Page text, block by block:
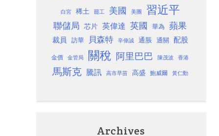
白宮 稀土 罷工 美國 美團 習近平
聯儲局 芯片 英偉達 英國 華為 蘋果
裁員 訪華 貝森特 辛偉誠 通脹 通關 配股
金價 金管局 關稅 阿里巴巴 陳茂波 香港
馬斯克 騰訊 高市早苗 高盛 鮑威爾 黃仁勳
Archives